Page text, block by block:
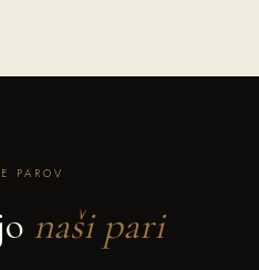
PAROV
naši pari